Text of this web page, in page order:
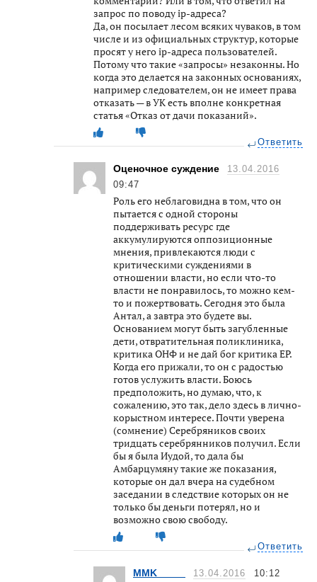
запрос по поводу ip-адреса?
Да, он посылает лесом всяких чуваков, в том
числе и из официальных структур, которые
просят у него ip-адреса пользователей.
Потому что такие «запросы» незаконны. Но
когда это делается на законных основаниях,
например следователем, он не имеет права
отказать — в УК есть вполне конкретная
статья «Отказ от дачи показаний».
Ответить
Оценочное суждение
13.04.2016
09:47
Роль его неблаговидна в том, что он
пытается с одной стороны
поддерживать ресурс где
аккумулируются оппозиционные
мнения, привлекаются люди с
критическими суждениями в
отношении власти, но если что-то
власти не понравилось, то можно кем-
то и пожертвовать. Сегодня это была
Антал, а завтра это будете вы.
Основанием могут быть загубленные
дети, отвратительная поликлиника,
критика ОНФ и не дай бог критика ЕР.
Когда его прижали, то он с радостью
готов услужить власти. Боюсь
предположить, но думаю, что, к
сожалению, это так, дело здесь в лично-
корыстном интересе. Почти уверена
(сомнение) Серебряников своих
тридцать серебрянников получил. Если
бы я была Иудой, то дала бы
Амбарцумяну такие же показания,
которые он дал вчера на судебном
заседании в следствие которых он не
только бы деньги потерял, но и
возможно свою свободу.
Ответить
MMK_____ 13.04.2016 10:12